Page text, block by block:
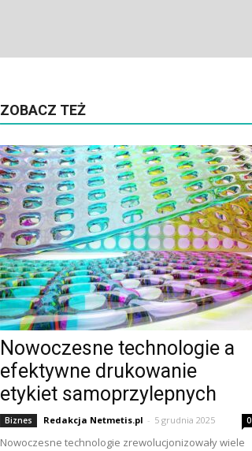
ZOBACZ TEŻ
Nowoczesne technologie a
efektywne drukowanie
etykiet samoprzylepnych
Biznes Redakcja Netmetis.pl - 5 grudnia 2025 0
Nowoczesne technologie zrewolucjonizowały wiele